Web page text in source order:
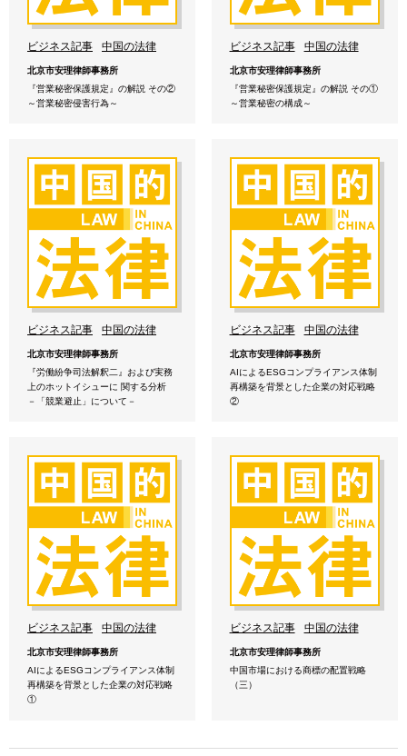
ビジネス記事 中国の法律
北京市安理律師事務所
『営業秘密保護規定』の解説 その②
～営業秘密侵害行為～
ビジネス記事 中国の法律
北京市安理律師事務所
『営業秘密保護規定』の解説 その①
～営業秘密の構成～
ビジネス記事 中国の法律
北京市安理律師事務所
『労働紛争司法解釈二』および実務
上のホットイシューに 関する分析
－「競業避止」について－
ビジネス記事 中国の法律
北京市安理律師事務所
AIによるESGコンプライアンス体制
再構築を背景とした企業の対応戦略
②
ビジネス記事 中国の法律
北京市安理律師事務所
AIによるESGコンプライアンス体制
再構築を背景とした企業の対応戦略
①
ビジネス記事 中国の法律
北京市安理律師事務所
中国市場における商標の配置戦略
（三）